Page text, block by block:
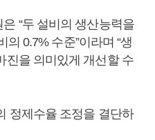
“두 설비의 생산능력을
0.7% 수준”이라며 “생
진을 의미있게 개선할 수
정제수율 조정을 결단하